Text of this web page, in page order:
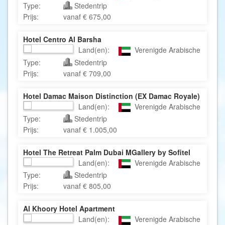
Type:
Stedentrip
Prijs:
vanaf € 675,00
Hotel Centro Al Barsha
Land(en):
Verenigde Arabische
Type:
Stedentrip
Prijs:
vanaf € 709,00
Hotel Damac Maison Distinction (EX Damac Royale)
Land(en):
Verenigde Arabische
Type:
Stedentrip
Prijs:
vanaf € 1.005,00
Hotel The Retreat Palm Dubai MGallery by Sofitel
Land(en):
Verenigde Arabische
Type:
Stedentrip
Prijs:
vanaf € 805,00
Al Khoory Hotel Apartment
Land(en):
Verenigde Arabische